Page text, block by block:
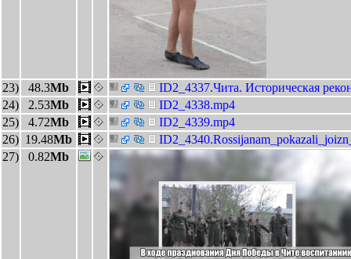
23) 48.3Mb
ID2_4337.Чита. Историческая
24)
2.53Mb
ID2_4338.mp4
25)
4.72Mb
ID2_4339.mp4
26) 19.48Mb
27)
0.82Mb